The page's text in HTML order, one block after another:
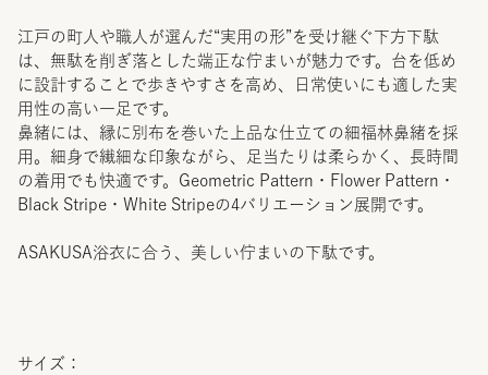
江戸の町人や職人が選んだ“実用の形”を受け継ぐ下方下駄
は、無駄を削ぎ落とした端正な佇まいが魅力です。台を低め
に設計することで歩きやすさを高め、日常使いにも適した実
用性の高い一足です。
鼻緒には、縁に別布を巻いた上品な仕立ての細福林鼻緒を採
用。細身で繊細な印象ながら、足当たりは柔らかく、長時間
の着用でも快適です。Geometric Pattern・Flower Pattern・
Black Stripe・White Stripeの4バリエーション展開です。
ASAKUSA浴衣に合う、美しい佇まいの下駄です。
サイズ：